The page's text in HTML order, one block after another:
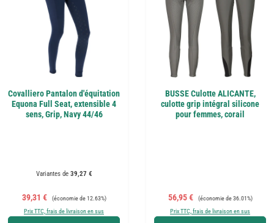
Covalliero Pantalon d'équitation
Equona Full Seat, extensible 4
sens, Grip, Navy 44/46
Variantes de39,27 €
Prix de vente :
39,31 € Prix régulier :
(économie de 12.63%)
Prix TTC, frais de livraison en sus
BUSSE Culotte ALICANTE,
culotte grip intégral silicone
pour femmes, corail
Prix de vente :
56,95 € Prix régulier :
(économie de 36.01%)
Prix TTC, frais de livraison en sus